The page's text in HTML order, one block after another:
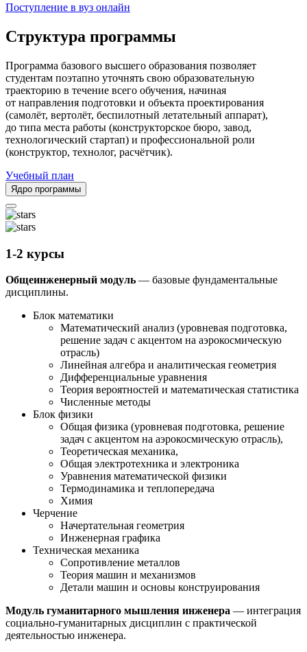
Поступление в вуз онлайн
Структура программы
Программа базового высшего образования позволяет
студентам поэтапно уточнять свою образовательную
траекторию в течение всего обучения, начиная
от направления подготовки и объекта проектирования
(самолёт, вертолёт, беспилотный летательный аппарат),
до типа места работы (конструкторское бюро, завод,
технологический стартап) и профессиональной роли
(конструктор, технолог, расчётчик).
Учебный план
Ядро программы
1-2 курсы
Общеинженерный модуль — базовые фундаментальные
дисциплины.
Блок математики
Математический анализ (уровневая подготовка,
решение задач с акцентом на аэрокосмическую
отрасль)
Линейная алгебра и аналитическая геометрия
Дифференциальные уравнения
Теория вероятностей и математическая статистика
Численные методы
Блок физики
Общая физика (уровневая подготовка, решение
задач с акцентом на аэрокосмическую отрасль),
Теоретическая механика,
Общая электротехника и электроника
Уравнения математической физики
Термодинамика и теплопередача
Химия
Черчение
Начертательная геометрия
Инженерная графика
Техническая механика
Сопротивление металлов
Теория машин и механизмов
Детали машин и основы конструирования
Модуль гуманитарного мышления инженера — интеграция
социально-гуманитарных дисциплин с практической
деятельностью инженера.